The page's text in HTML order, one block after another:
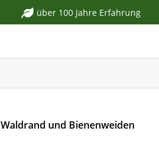
über 100 Jahre Erfahrung
Waldrand und Bienenweiden